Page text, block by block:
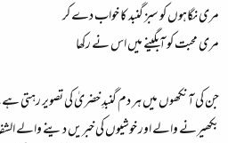
مری نگاہوں کو سبز گنبد کا خواب دے کر
مری محبت کو آبگینے میں اس نے رکھا
جن کی آنکھوں میں ہر دم گنبدِ خضریٰ کی تصویر رہتی
بکھیرنے والے اور خوشیوں کی خبریں دینے والے